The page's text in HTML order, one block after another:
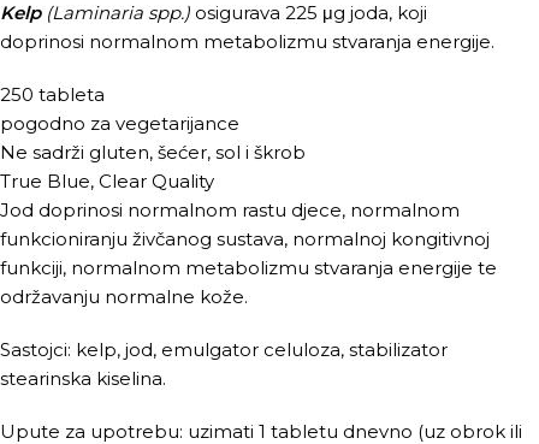
Kelp (Laminaria spp.) osigurava 225 μg joda, koji
doprinosi normalnom metabolizmu stvaranja energije.
250 tableta
pogodno za vegetarijance
Ne sadrži gluten, šećer, sol i škrob
True Blue, Clear Quality
Jod doprinosi normalnom rastu djece, normalnom
funkcioniranju živčanog sustava, normalnoj kongitivnoj
funkciji, normalnom metabolizmu stvaranja energije te
održavanju normalne kože.
Sastojci: kelp, jod, emulgator celuloza, stabilizator
stearinska kiselina.
Upute za upotrebu: uzimati 1 tabletu dnevno (uz obrok ili